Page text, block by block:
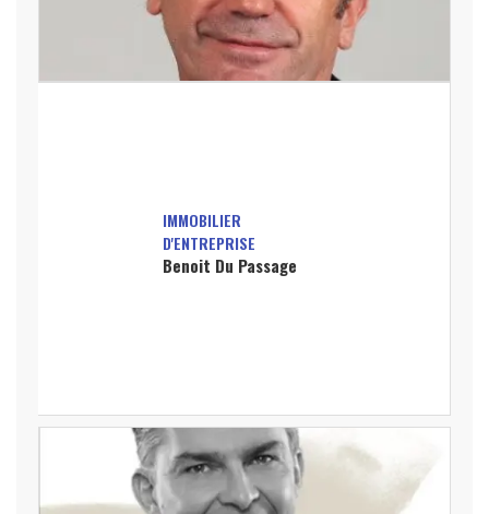
IMMOBILIER
D'ENTREPRISE
Benoit Du Passage